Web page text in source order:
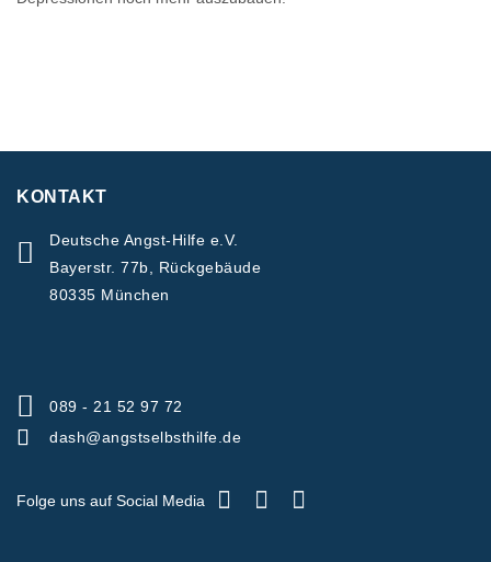
KONTAKT
Deutsche Angst-Hilfe e.V.
Bayerstr. 77b, Rückgebäude
80335 München
089 - 21 52 97 72
dash@angstselbsthilfe.de
Folge uns auf Social Media